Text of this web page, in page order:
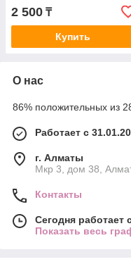
2 500 ₸
Купить
О нас
86% положительных из
Работает с
г. Алматы
Мкр 3, дом 38,
Контакты
Сегодня работает
Показать весь